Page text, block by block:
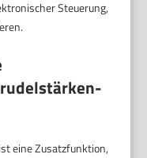
Steuerung,
eine Zusatzfunktion,